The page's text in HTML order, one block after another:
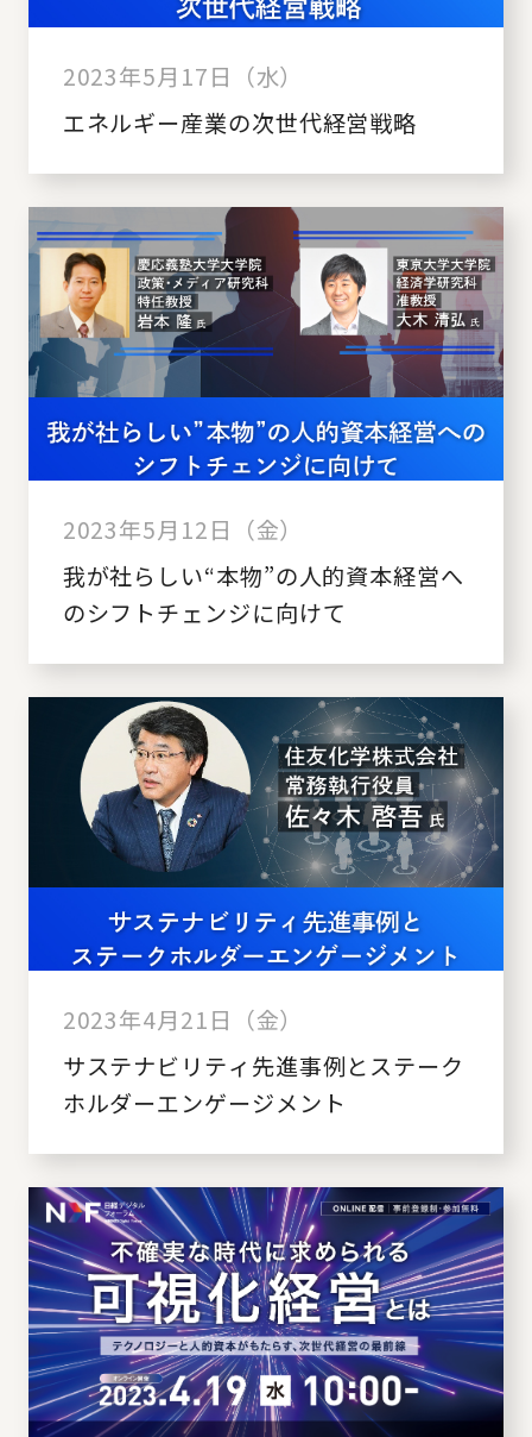
2023年5月17日（水）
エネルギー産業の次世代経営戦略
2023年5月12日（金）
我が社らしい“本物”の人的資本経営へ
のシフトチェンジに向けて
2023年4月21日（金）
サステナビリティ先進事例とステーク
ホルダーエンゲージメント